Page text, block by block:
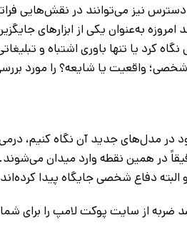
نیز می‌توانند در نقش‌هایی
به‌عنوان یکی از ابزارهای
کرد یا تنها باوری اشتباه و
شخصی؛ واقعیت یا شایعه؟ را مورد
در مدل‌های جدید آن نگاه کنیم،
در همین نقطه وارد میدان
دفاع شخصی جایگاه پیدا
ضربه از سایت پوکت لامپ را برای